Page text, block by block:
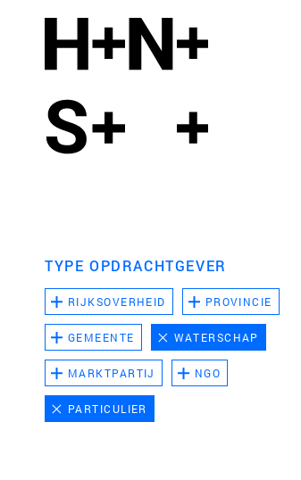
TYPE OPDRACHTGEVER
RIJKSOVERHEID PROVINCIE
GEMEENTE WATERSCHAP
MARKTPARTIJ NGO
PARTICULIER